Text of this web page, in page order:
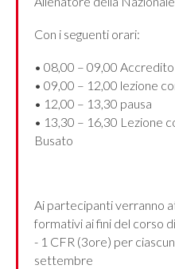
Con i seguenti orari:
• 08,00 – 09,00 Accredito
• 09,00 – 12,00 lezione
• 12,00 – 13,30 pausa
• 13,30 – 16,30 Lezione
Busato
Ai partecipanti verranno
formativi ai fini del corso
- 1 CFR (3ore) per
settembre